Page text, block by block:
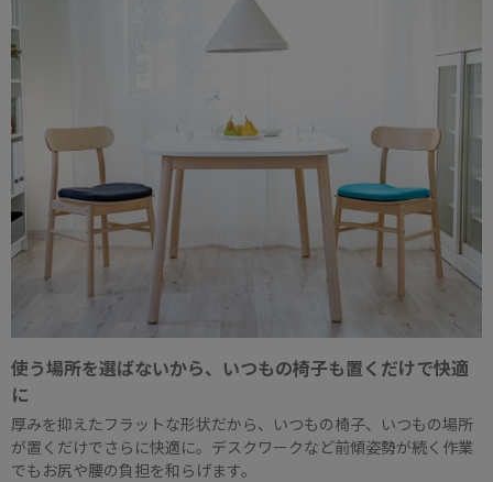
使う場所を選ばないから、いつもの椅子も置くだけで快適
に
厚みを抑えたフラットな形状だから、いつもの椅子、いつもの場所
が置くだけでさらに快適に。デスクワークなど前傾姿勢が続く作業
でもお尻や腰の負担を和らげます。